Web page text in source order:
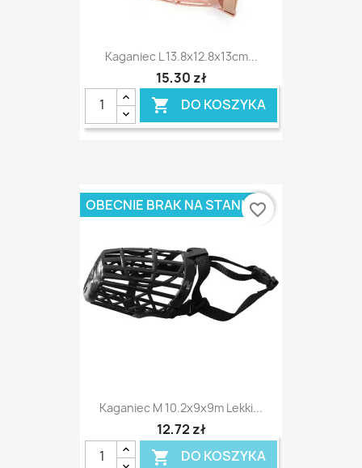
Kaganiec L 13.8x12.8x13cm...
15,30 zł
 DO KOSZYKA
Kaganiec M 10.2x9x9m Lekki...
12,72 zł
 DO KOSZYKA
OBECNIE BRAK NA STANIEfavorite_border